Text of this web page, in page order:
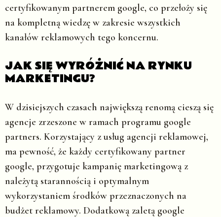
certyfikowanym partnerem google, co przełoży się
na kompletną wiedzę w zakresie wszystkich
kanałów reklamowych tego koncernu.
JAK SIĘ WYRÓŻNIĆ NA RYNKU
MARKETINGU?
W dzisiejszych czasach największą renomą cieszą się
agencje zrzeszone w ramach programu google
partners. Korzystający z usług agencji reklamowej,
ma pewność, że każdy certyfikowany partner
google, przygotuje kampanię marketingową z
należytą starannością i optymalnym
wykorzystaniem środków przeznaczonych na
budżet reklamowy. Dodatkową zaletą google